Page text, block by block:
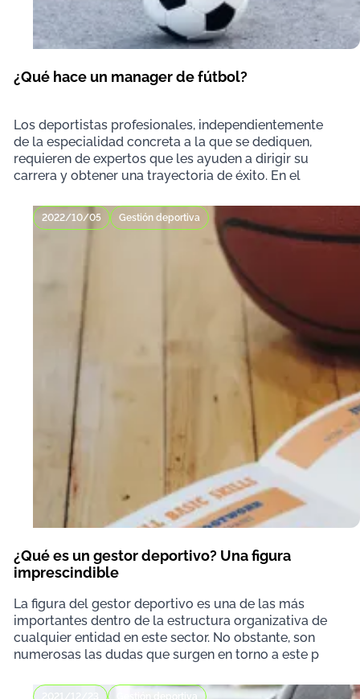
¿Qué hace un manager de fútbol?
Los deportistas profesionales, independientemente
de la especialidad concreta a la que se dediquen,
requieren de expertos que les ayuden a dirigir su
carrera y obtener una trayectoria de éxito. En el
2022/10/05 Gestión deportiva
¿Qué es un gestor deportivo? Una figura
imprescindible
La figura del gestor deportivo es una de las más
importantes dentro de la estructura organizativa de
cualquier entidad en este sector. No obstante, son
numerosas las dudas que surgen en torno a este p
Gestión deportiva